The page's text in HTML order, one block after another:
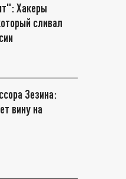
Хакеры
сливал
Зезина:
вину на